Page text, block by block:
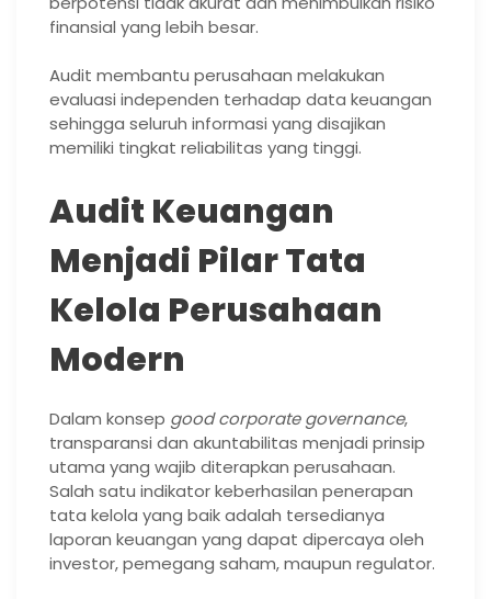
finansial yang lebih besar.
Audit membantu perusahaan melakukan
evaluasi independen terhadap data keuangan
sehingga seluruh informasi yang disajikan
memiliki tingkat reliabilitas yang tinggi.
Audit Keuangan
Menjadi Pilar Tata
Kelola Perusahaan
Modern
Dalam konsep good corporate governance,
transparansi dan akuntabilitas menjadi prinsip
utama yang wajib diterapkan perusahaan.
Salah satu indikator keberhasilan penerapan
tata kelola yang baik adalah tersedianya
laporan keuangan yang dapat dipercaya oleh
investor, pemegang saham, maupun regulator.